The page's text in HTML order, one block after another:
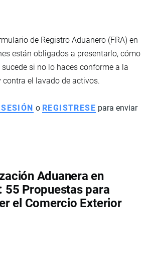
de Registro Aduanero (FRA) en
están obligados a presentarlo, cómo
si no lo haces conforme a la
el lavado de activos.
o REGISTRESE para enviar
Aduanera en
55 Propuestas para
el Comercio Exterior